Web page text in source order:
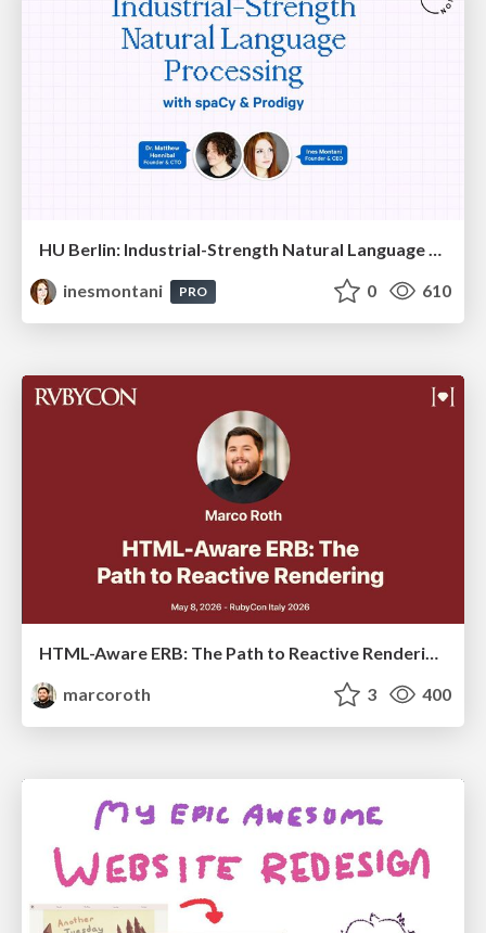
HU Berlin: Industrial-Strength Natural Language Processing with spaCy and Prodigy
inesmontani
PRO 0 610
HTML-Aware ERB: The Path to Reactive Rendering @ RubyCon 2026, Rimini, Italy
marcoroth
3 400